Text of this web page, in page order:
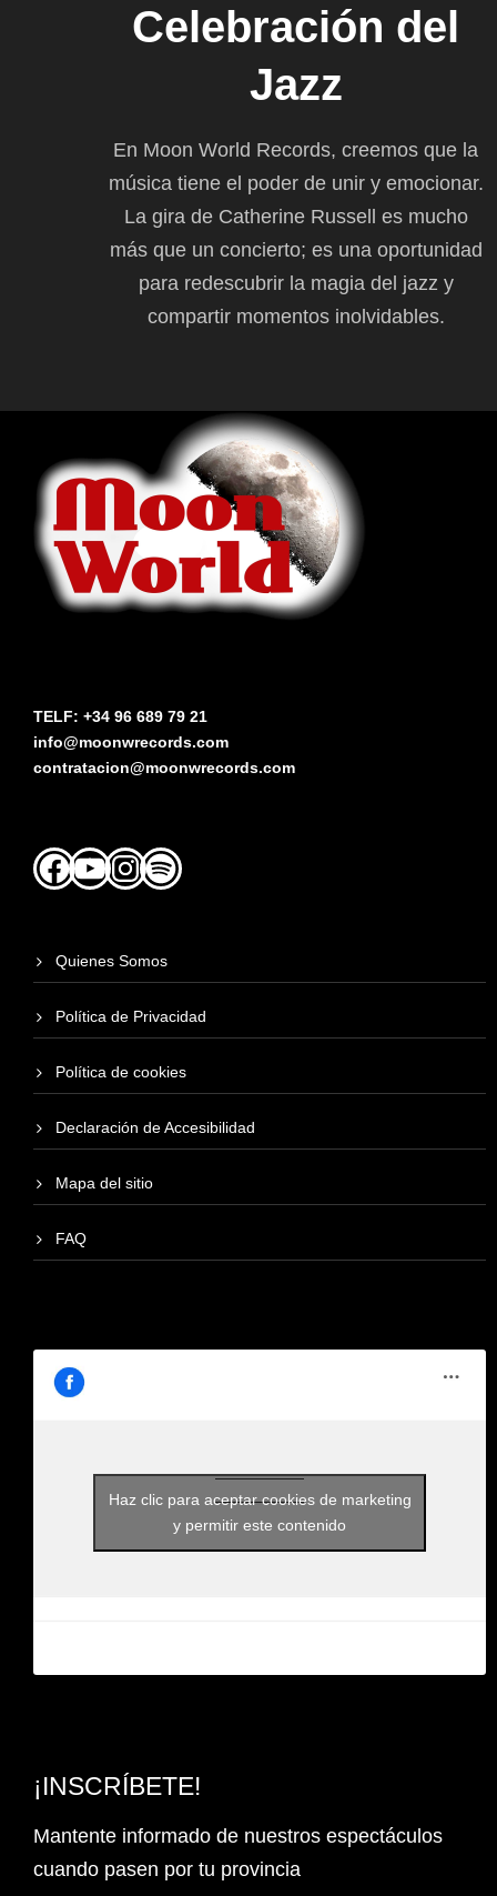
Celebración del
Jazz
En Moon World Records, creemos que la
música tiene el poder de unir y emocionar.
La gira de Catherine Russell es mucho
más que un concierto; es una oportunidad
para redescubrir la magia del jazz y
compartir momentos inolvidables.
TELF: +34 96 689 79 21
info@moonwrecords.com
contratacion@moonwrecords.com
Facebook
YouTubeInstagram
Spotify
Quienes Somos
Política de Privacidad
Política de cookies
Declaración de Accesibilidad
Mapa del sitio
FAQ
Haz clic para aceptar cookies de marketing
y permitir este contenido
¡INSCRÍBETE!
Mantente informado de nuestros espectáculos
cuando pasen por tu provincia